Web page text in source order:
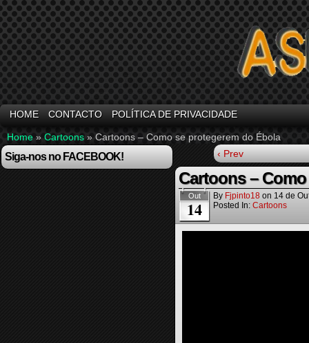
HOME CONTACTO POLÍTICA DE PRIVACIDADE
Home » Cartoons » Cartoons – Como se protegerem do Ébola
Siga-nos no FACEBOOK! ‹ Prev
Cartoons –
Out
14
By Fjpinto18 on 14 de
Posted In: Cartoons